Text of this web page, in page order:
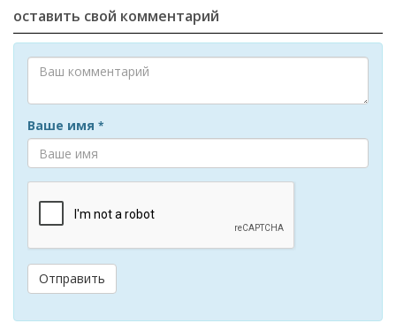
оставить свой комментарий
Ваше имя *
Отправить